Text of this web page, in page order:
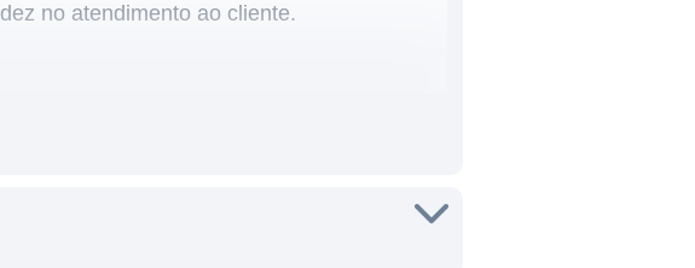
no atendimento ao cliente.
brasileira, uma vez que o acesso
O segmento de seguros é
A demanda por seguros, especialmente
receitas relativamente estável.